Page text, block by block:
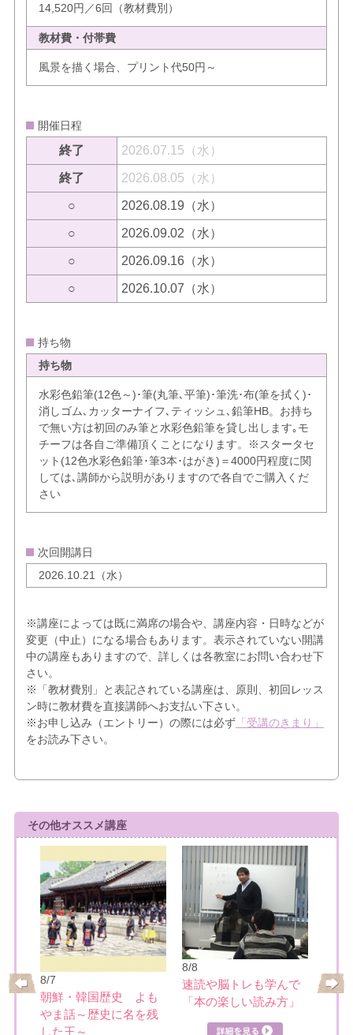
14,520円／6回（教材費別）
教材費・付帯費
風景を描く場合、プリント代50円～
開催日程
終了 2026.07.15（水）
終了 2026.08.05（水）
○ 2026.08.19（水）
○ 2026.09.02（水）
○ 2026.09.16（水）
○ 2026.10.07（水）
持ち物
持ち物
水彩色鉛筆(12色～)･筆(丸筆､平筆)･筆洗･布(筆を拭く)･
消しゴム､カッターナイフ､ティッシュ､鉛筆HB。お持ち
で無い方は初回のみ筆と水彩色鉛筆を貸し出します｡モ
チーフは各自ご準備頂くことになります。※スタータセ
ット(12色水彩色鉛筆･筆3本･はがき)＝4000円程度に関
しては､講師から説明がありますので各自でご購入くだ
さい
次回開講日
2026.10.21（水）
※講座によっては既に満席の場合や、講座内容・日時などが
変更（中止）になる場合もあります。表示されていない開講
中の講座もありますので、詳しくは各教室にお問い合わせ下
さい。
※「教材費別」と表記されている講座は、原則、初回レッス
ン時に教材費を直接講師へお支払い下さい。
※お申し込み（エントリー）の際には必ず「受講のきまり」
をお読み下さい。
その他オススメ講座
ぐ
8/7
朝鮮・韓国歴史 よも
やま話～歴史に名を残
した王～
8/8
速読や脳トレも学んで
「本の楽しい読み方」
8/10